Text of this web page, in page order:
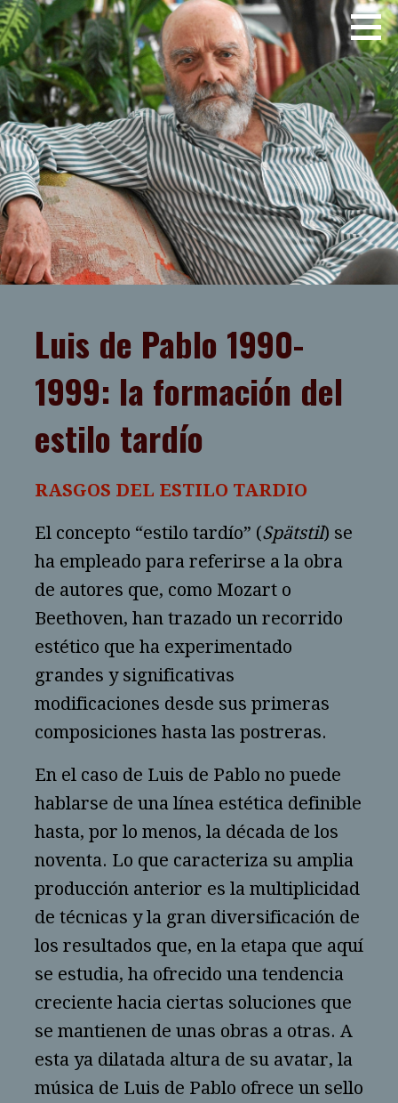
Saltar
al
contenido
JOSE LUIS TELLEZ
Luis de Pablo 1990-
1999: la formación del
estilo tardío
RASGOS DEL ESTILO TARDIO
El concepto “estilo tardío” (Spätstil) se
ha empleado para referirse a la obra
de autores que, como Mozart o
Beethoven, han trazado un recorrido
estético que ha experimentado
grandes y significativas
modificaciones desde sus primeras
composiciones hasta las postreras.
En el caso de Luis de Pablo no puede
hablarse de una línea estética definible
hasta, por lo menos, la década de los
noventa. Lo que caracteriza su amplia
producción anterior es la multiplicidad
de técnicas y la gran diversificación de
los resultados que, en la etapa que aquí
se estudia, ha ofrecido una tendencia
creciente hacia ciertas soluciones que
se mantienen de unas obras a otras. A
esta ya dilatada altura de su avatar, la
música de Luis de Pablo ofrece un sello